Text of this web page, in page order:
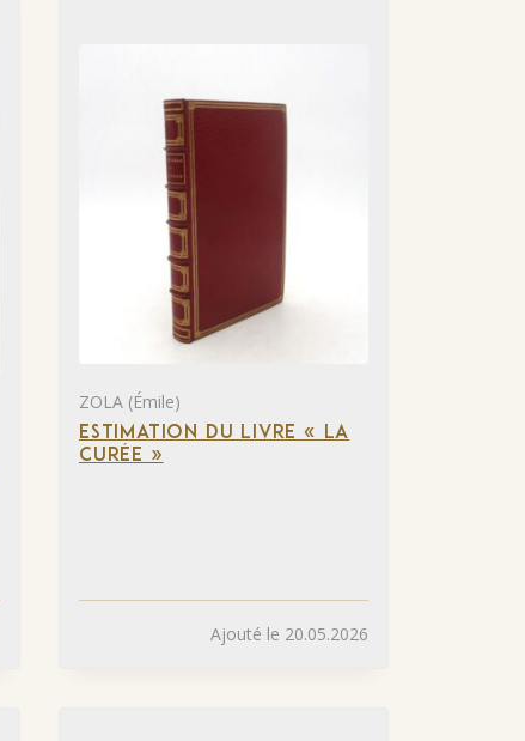
ZOLA (Émile)
ESTIMATION DU LIVRE « LA
CURÉE »
Ajouté le 20.05.2026